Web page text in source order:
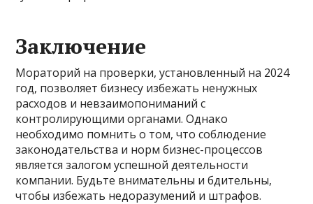
Заключение
Мораторий на проверки, установленный на 2024
год, позволяет бизнесу избежать ненужных
расходов и невзаимопониманий с
контролирующими органами. Однако
необходимо помнить о том, что соблюдение
законодательства и норм бизнес-процессов
является залогом успешной деятельности
компании. Будьте внимательны и бдительны,
чтобы избежать недоразумений и штрафов.